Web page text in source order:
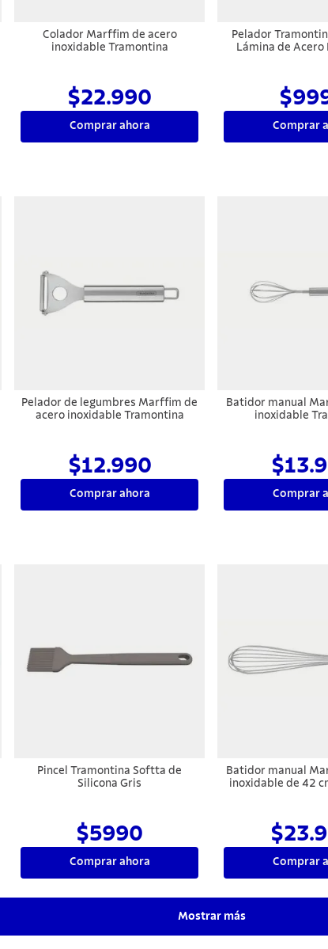
Colador Marffim de acero
inoxidable Tramontina
$22.990
Comprar ahora
Pelador
Lámina de Acero
Comprar
Pelador de legumbres Marffim de
acero inoxidable Tramontina
$12.990
Comprar ahora
Batidor manual
inoxidable
Comprar
Pincel Tramontina Softta de
Silicona Gris
$5990
Comprar ahora
Batidor manual
inoxidable de 42
Comprar
Mostrar más